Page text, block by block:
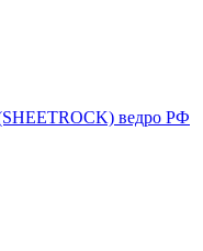
ведро РФ